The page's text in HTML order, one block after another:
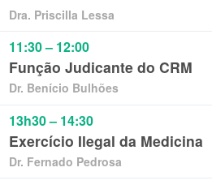
Dra. Priscilla Lessa
11:30 – 12:00
Função Judicante do CRM
Dr. Benício Bulhões
13h30 – 14:30
Exercício Ilegal da Medicina
Dr. Fernado Pedrosa